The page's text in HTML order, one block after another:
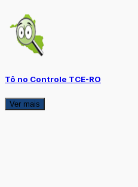
Tô no Controle TCE-RO
Ver mais